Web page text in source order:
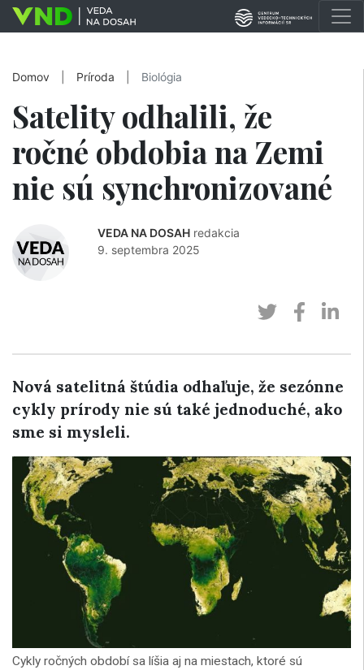
Domov Príroda Biológia
Satelity odhalili, že
ročné obdobia na Zemi
nie sú synchronizované
VEDA NA DOSAH redakcia
9. septembra 2025
Nová satelitná štúdia odhaľuje, že sezónne
cykly prírody nie sú také jednoduché, ako
sme si mysleli.
Cykly ročných období sa líšia aj na miestach, ktoré sú